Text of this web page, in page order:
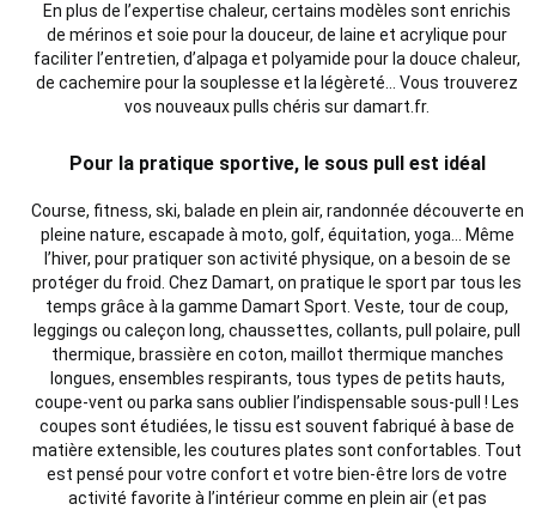
En plus de l’expertise chaleur, certains modèles sont enrichis
de mérinos et soie pour la douceur, de laine et acrylique pour
faciliter l’entretien, d’alpaga et polyamide pour la douce chaleur,
de cachemire pour la souplesse et la légèreté… Vous trouverez
vos nouveaux pulls chéris sur damart.fr.
Pour la pratique sportive, le sous pull est idéal
Course, fitness, ski, balade en plein air, randonnée découverte en
pleine nature, escapade à moto, golf, équitation, yoga… Même
l’hiver, pour pratiquer son activité physique, on a besoin de se
protéger du froid. Chez Damart, on pratique le sport par tous les
temps grâce à la gamme Damart Sport. Veste, tour de coup,
leggings ou caleçon long, chaussettes, collants, pull polaire, pull
thermique, brassière en coton, maillot thermique manches
longues, ensembles respirants, tous types de petits hauts,
coupe-vent ou parka sans oublier l’indispensable sous-pull ! Les
coupes sont étudiées, le tissu est souvent fabriqué à base de
matière extensible, les coutures plates sont confortables. Tout
est pensé pour votre confort et votre bien-être lors de votre
activité favorite à l’intérieur comme en plein air (et pas